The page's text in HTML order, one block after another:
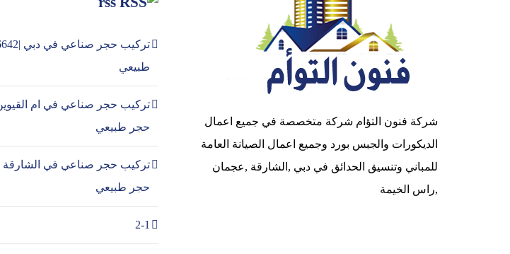
شركة فنون التؤام شركة متخصصة في جميع اعمال
الديكورات والجبس بورد وجميع اعمال الصيانة العامة
للمباني وتنسيق الحدائق في دبي ,الشارقة ,عجمان
,راس الخيمة
طبيعي
حجر طبيعي
حجر طبيعي
2-1